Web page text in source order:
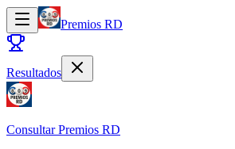
Premios RD
Resultados
Consultar Premios RD